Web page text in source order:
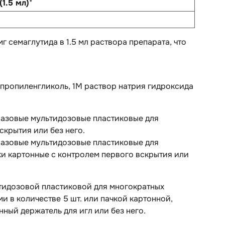
мл)*
в 1.5 мл раствора препарата, что
1М раствор натрия гидроксида
мультидозовые пластиковые для
или без него.
мультидозовые пластиковые для
картонные с контролем первого вскрытия или
пластиковой для многократных
в количестве 5 шт. или пачкой картонной,
держатель для игл или без него.